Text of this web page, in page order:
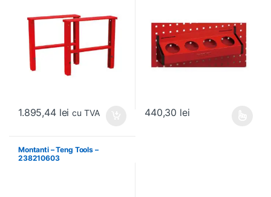
1.895,44 lei cu TVA 440,30 lei
Montanti – Teng Tools –
238210603